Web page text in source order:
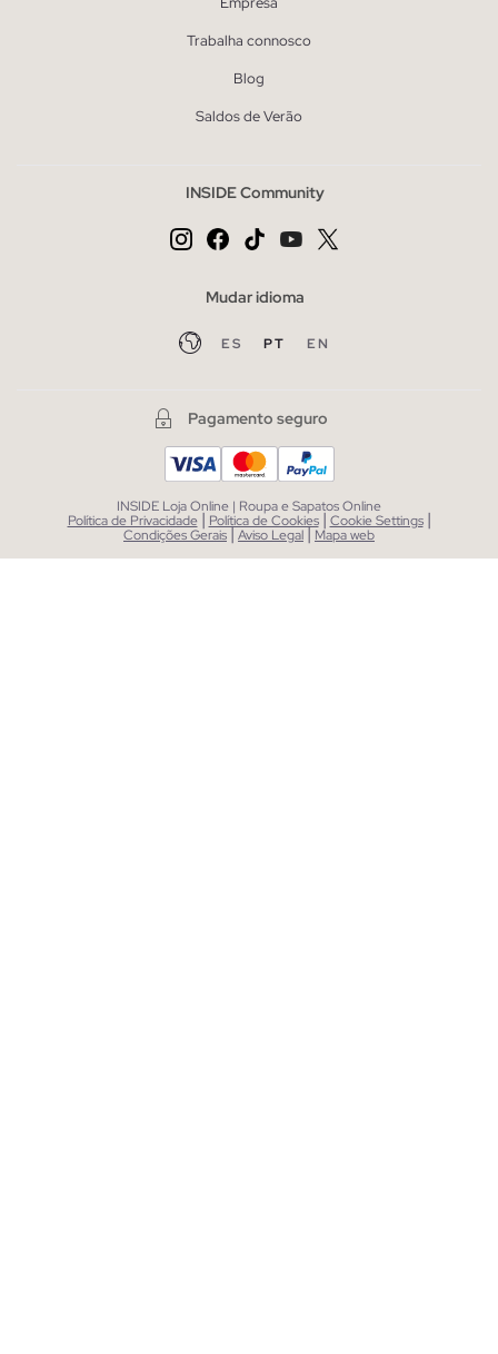
Trabalha connosco
Blog
Saldos de Verão
INSIDE Community
Mudar idioma
ES PT EN
Pagamento seguro
INSIDE Loja Online | Roupa e Sapatos Online
Política de Privacidade | Política de Cookies | Cookie Settings |
Condições Gerais|Aviso Legal| Mapa web